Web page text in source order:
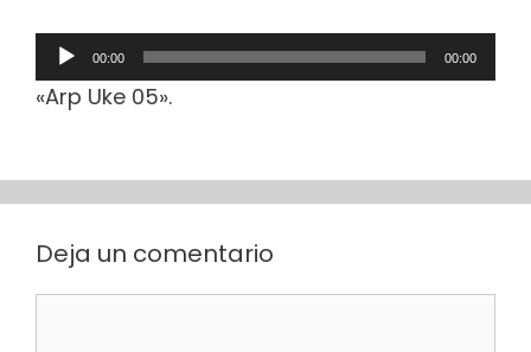
Reproductor
de
audio
00:00 00:00
«Arp Uke 05».
Deja un comentario